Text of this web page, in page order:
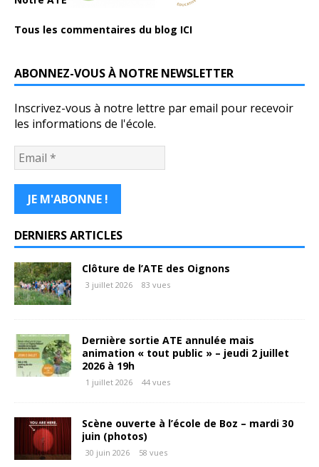
Tous les commentaires du blog ICI
ABONNEZ-VOUS À NOTRE NEWSLETTER
Inscrivez-vous à notre lettre par email pour recevoir
les informations de l'école.
DERNIERS ARTICLES
Clôture de l’ATE des Oignons
3 juillet 2026 83 vues
Dernière sortie ATE annulée mais
animation « tout public » – jeudi 2 juillet
2026 à 19h
1 juillet 2026 44 vues
Scène ouverte à l’école de Boz – mardi 30
juin (photos)
30 juin 2026 58 vues